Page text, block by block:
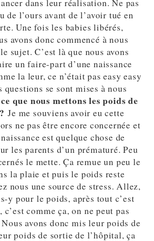
de l’ours avant de l’avoir tué en
Une fois les babies libérés,
avons donc commencé à nous
sujet. C’est là que nous avons
un faire-part d’une naissance
la leur, ce n’était pas easy easy
questions se sont mises à nous
que nous mettons les poids de
Je me souviens avoir eu cette
ne pas être encore concernée et
est quelque chose de
les parents d’un prématuré. Peu
le mette. Ça remue un peu le
la plaie et puis le poids reste
nous une source de stress. Allez,
y pour le poids, après tout c’est
comme ça, on ne peut pas
avons donc mis leur poids de
poids de sortie de l’hôpital, ça